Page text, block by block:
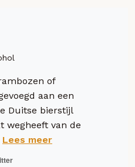
of
aan een
Duitse bierstijl
wegheeft van de
Lees meer